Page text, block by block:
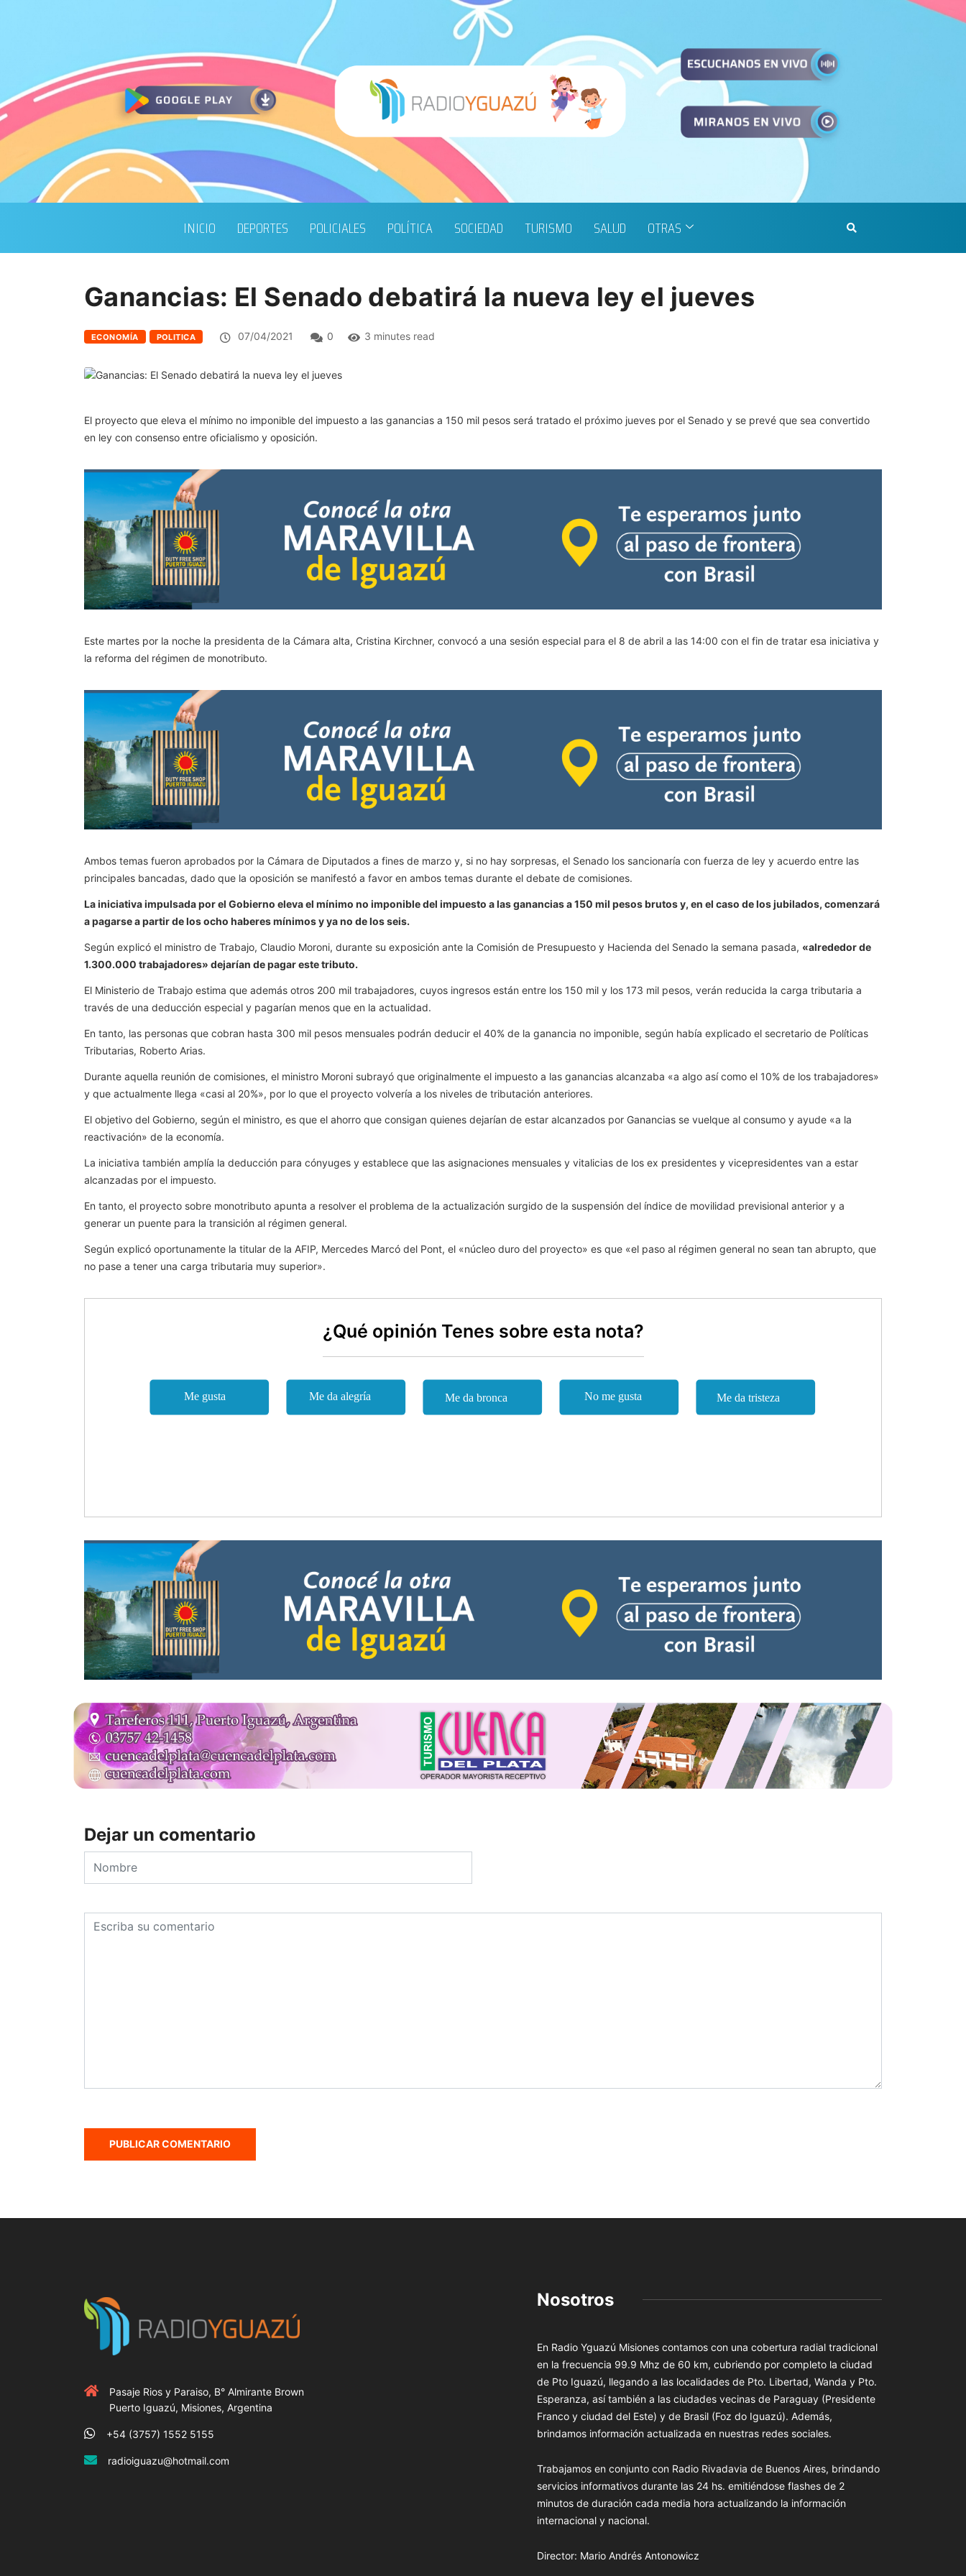
INICIO DEPORTES POLICIALES POLÍTICA SOCIEDAD TURISMO SALUD OTRAS
Ganancias: El Senado debatirá la nueva ley el jueves
ECONOMÍA POLITICA 07/04/2021 0 3 minutes read
El proyecto que eleva el mínimo no imponible del impuesto a las ganancias a 150 mil pesos será tratado el próximo jueves por el Senado y se prevé que sea convertido
en ley con consenso entre oficialismo y oposición.
Este martes por la noche la presidenta de la Cámara alta, Cristina Kirchner, convocó a una sesión especial para el 8 de abril a las 14:00 con el fin de tratar esa iniciativa y
la reforma del régimen de monotributo.
Ambos temas fueron aprobados por la Cámara de Diputados a fines de marzo y, si no hay sorpresas, el Senado los sancionaría con fuerza de ley y acuerdo entre las
principales bancadas, dado que la oposición se manifestó a favor en ambos temas durante el debate de comisiones.
La iniciativa impulsada por el Gobierno eleva el mínimo no imponible del impuesto a las ganancias a 150 mil pesos brutos y, en el caso de los jubilados, comenzará
a pagarse a partir de los ocho haberes mínimos y ya no de los seis.
Según explicó el ministro de Trabajo, Claudio Moroni, durante su exposición ante la Comisión de Presupuesto y Hacienda del Senado la semana pasada, «alrededor de
1.300.000 trabajadores» dejarían de pagar este tributo.
El Ministerio de Trabajo estima que además otros 200 mil trabajadores, cuyos ingresos están entre los 150 mil y los 173 mil pesos, verán reducida la carga tributaria a
través de una deducción especial y pagarían menos que en la actualidad.
En tanto, las personas que cobran hasta 300 mil pesos mensuales podrán deducir el 40% de la ganancia no imponible, según había explicado el secretario de Políticas
Tributarias, Roberto Arias.
Durante aquella reunión de comisiones, el ministro Moroni subrayó que originalmente el impuesto a las ganancias alcanzaba «a algo así como el 10% de los trabajadores»
y que actualmente llega «casi al 20%», por lo que el proyecto volvería a los niveles de tributación anteriores.
El objetivo del Gobierno, según el ministro, es que el ahorro que consigan quienes dejarían de estar alcanzados por Ganancias se vuelque al consumo y ayude «a la
reactivación» de la economía.
La iniciativa también amplía la deducción para cónyuges y establece que las asignaciones mensuales y vitalicias de los ex presidentes y vicepresidentes van a estar
alcanzadas por el impuesto.
En tanto, el proyecto sobre monotributo apunta a resolver el problema de la actualización surgido de la suspensión del índice de movilidad previsional anterior y a
generar un puente para la transición al régimen general.
Según explicó oportunamente la titular de la AFIP, Mercedes Marcó del Pont, el «núcleo duro del proyecto» es que «el paso al régimen general no sean tan abrupto, que
no pase a tener una carga tributaria muy superior».
¿Qué opinión Tenes sobre esta nota?
Dejar un comentario
Pasaje Rios y Paraiso, B° Almirante Brown
Puerto Iguazú, Misiones, Argentina
+54 (3757) 1552 5155
radioiguazu@hotmail.com
Nosotros
En Radio Yguazú Misiones contamos con una cobertura radial tradicional
en la frecuencia 99.9 Mhz de 60 km, cubriendo por completo la ciudad
de Pto Iguazú, llegando a las localidades de Pto. Libertad, Wanda y Pto.
Esperanza, así también a las ciudades vecinas de Paraguay (Presidente
Franco y ciudad del Este) y de Brasil (Foz do Iguazú). Además,
brindamos información actualizada en nuestras redes sociales.
Trabajamos en conjunto con Radio Rivadavia de Buenos Aires, brindando
servicios informativos durante las 24 hs. emitiéndose flashes de 2
minutos de duración cada media hora actualizando la información
internacional y nacional.
Director: Mario Andrés Antonowicz